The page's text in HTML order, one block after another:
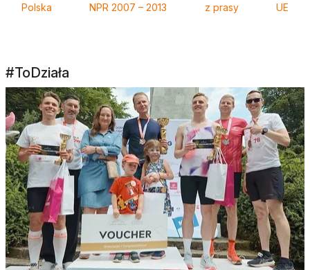
Polska NPR 2007 – 2013 z prasy UE
#ToDziała